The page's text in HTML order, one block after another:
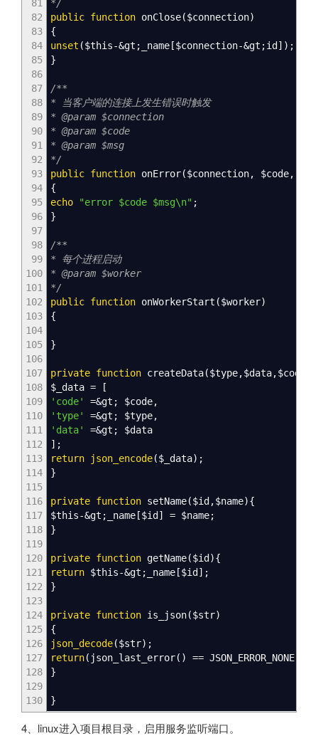
81
82
83
84
85
86
87
88
89
90
91
92
93
94
95
96
97
98
99
100
101
102
103
104
105
106
107
108
109
110
111
112
113
114
115
116
117
118
119
120
121
122
123
124
125
126
127
128
129
130
*/
public function onClose($connection)
{
unset ($this-&gt ; _name [$connection-&gt ;id ] ) ;
}
/**
* 当客户端的连接上发生错误时触发
* @param $connection
* @param $code
* @param $msg
*/
public function onError($connection, $code,
{
echo
"error $code $msg\n" ;
}
/**
* 每个进程启动
* @param $worker
*/
public function onWorkerStart ($worker)
{
}
private function createData($type,$data,$code
$_data =
[
'code'
=&gt ; $code,
'type'
=&gt ; $type,
'data'
=&gt ;
$data
] ;
return
json_encode($_data) ;
}
private function setName($id ,$name){
$this-&gt ; _name [$id ] = $name;
}
private function getName($id ){
return $this-&gt ; _name [$id ] ;
}
private function is_json($str)
{
json_decode($str) ;
return( json_last_error( ) == JSON_ERROR_NONE
}
}
4、linux进入项目根目录，启用服务监听端口。